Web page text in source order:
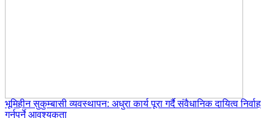
भूमिहीन सुकुम्बासी व्यवस्थापन: अधुरा कार्य पूरा गर्दै संवैधानिक दायित्व निर्वाह
गर्नुपर्ने आवश्यकता